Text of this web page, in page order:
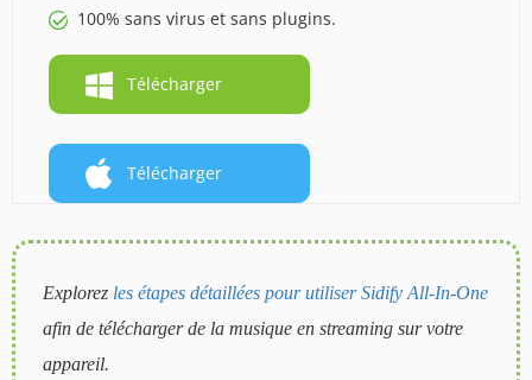
100% sans virus et sans plugins.
Télécharger
Télécharger
Explorez les étapes détaillées pour utiliser Sidify All-In-One
afin de télécharger de la musique en streaming sur votre
appareil.